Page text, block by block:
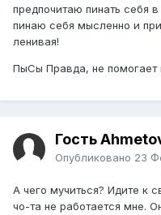
предпочитаю пинать себя
пинаю себя мысленно и
ленивая!
ПыСы Правда, не помогает
Гость
Опубликовано 23
А чего мучиться? Идите к
чо-та не работается мне.